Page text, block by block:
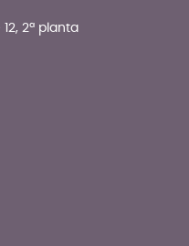
2ª planta